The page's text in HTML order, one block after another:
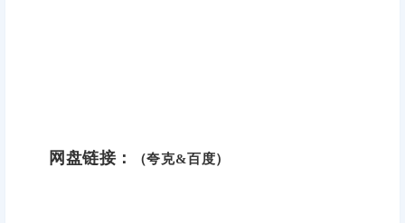
网盘链接： （夸克&百度）